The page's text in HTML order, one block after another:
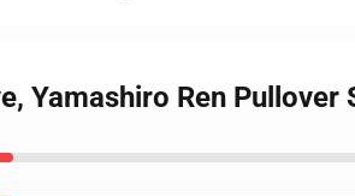
Yamashiro Ren Pullover